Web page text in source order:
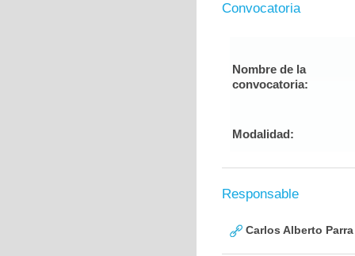
Convocatoria
Nombre de la
convocatoria:
Modalidad:
Responsable
Carlos Alberto